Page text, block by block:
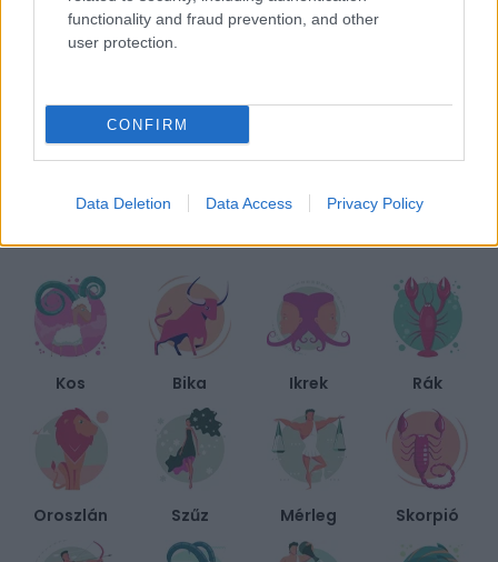
functionality and fraud prevention, and other
user protection.
CONFIRM
Data Deletion Data Access Privacy Policy
kellemetlen szagok – Íme a trükköm
A „mommy brain” mítosz nyomában: Tényleg elbutulnak az
anyák gyerekvállalás után?
Kos Bika Ikrek Rák
Oroszlán Szűz Mérleg Skorpió